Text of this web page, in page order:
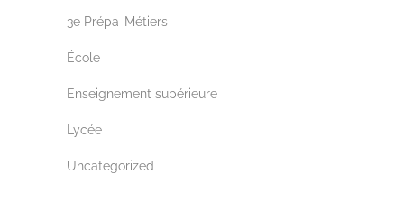
3e Prépa-Métiers
École
Enseignement supérieure
Lycée
Uncategorized